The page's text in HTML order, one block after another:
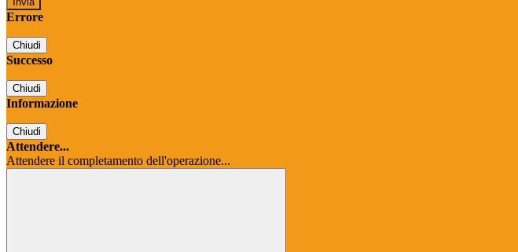
Errore
Chiudi
Successo
Chiudi
Informazione
Chiudi
Attendere...
Attendere il completamento dell'operazione...